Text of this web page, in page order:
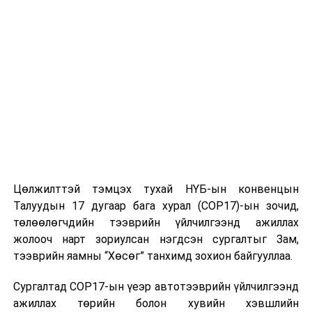
УНШСАН: 2295
УИХ-ын байнгын болон түр хорооны хуралдаан болно
ӨМНӨХ МЭДЭЭ
Улаанбаатарт өдөртөө 20 хэм хүйтэн
Цөлжилттэй тэмцэх тухай НҮБ-ын конвенцын
Талуудын 17 дугаар бага хурал (COP17)-ын зочид,
төлөөлөгчдийн тээврийн үйлчилгээнд ажиллах
жолооч нарт зориулсан нэгдсэн сургалтыг Зам,
тээврийн яамны “Хөсөг” танхимд зохион байгууллаа.
Сургалтад COP17-ын үеэр автотээврийн үйлчилгээнд
ажиллах төрийн болон хувийн хэвшлийн